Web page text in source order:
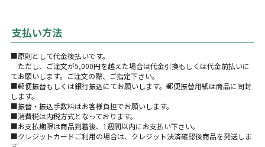
支払い方法
■原則として代金後払いです。
ただし、ご注文が5,000円を越えた場合は代金引換もしくは代金前払いに
てお願いします。ご注文の際、ご指定下さい。
■郵便振替もしくは銀行振込にてお願いします。郵便振替用紙は商品に同封
します。
■振替・振込手数料はお客様負担でお願いします。
■消費税は内税方式となっております。
■お支払期限は商品到着後、1週間以内にお支払い下さい。
■クレジットカードご利用の場合は、クレジット決済確認後商品を発送しま